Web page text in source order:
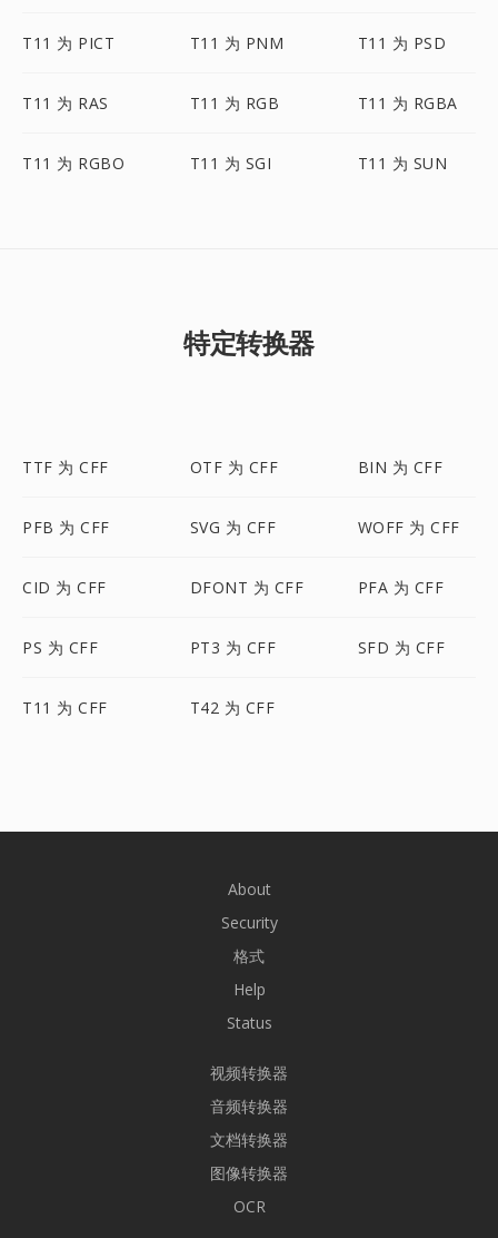
T11 为 PICT T11 为 PNM T11 为 PSD
T11 为 RAS T11 为 RGB T11 为 RGBA
T11 为 RGBO T11 为 SGI T11 为 SUN
特定转换器
TTF 为 CFF OTF 为 CFF BIN 为 CFF
PFB 为 CFF SVG 为 CFF WOFF 为 CFF
CID 为 CFF DFONT 为 CFF PFA 为 CFF
PS 为 CFF PT3 为 CFF SFD 为 CFF
T11 为 CFF T42 为 CFF
About
Security
格式
Help
Status
视频转换器
音频转换器
文档转换器
图像转换器
OCR